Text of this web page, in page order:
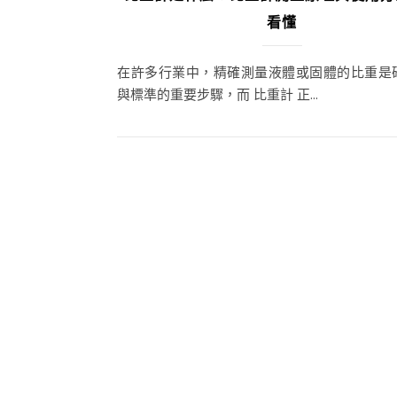
看懂
在許多行業中，精確測量液體或固體的比重是
與標準的重要步驟，而 比重計 正...